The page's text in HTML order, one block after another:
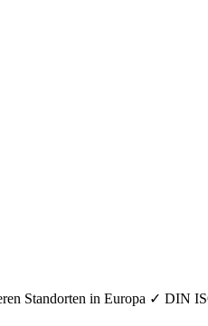
Standorten in Europa ✓ DIN